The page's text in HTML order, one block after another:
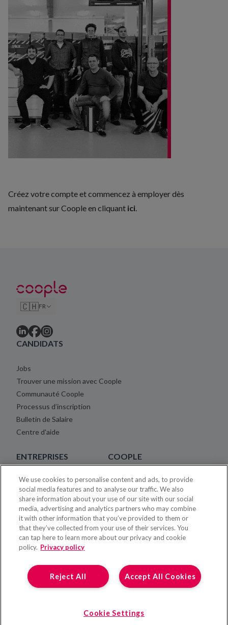
Créez votre compte et commencez à employer dès
maintenant sur Coople en cliquant ici.
🇨🇭FR
CANDIDATS
Jobs
Trouver une mission avec Coople
Communauté Coople
Processus d’inscription
Bulletin de Salaire
Centre d'aide
ENTREPRISES
Placement Temporaire Tarifs
Centre d'aide
COOPLE
À propos
Blog
Carrière
Juridique
Mentions légales
We use cookies to personalise content and ads, to provide
social media features and to analyse our traffic. We also
share information about your use of our site with our social
media, advertising and analytics partners who may combine
it with other information that you’ve provided to them or
that they’ve collected from your use of their services. You
can tap here to learn more about our privacy and cookie
policy. Privacy policy
Accept All Cookies
Reject All
Cookie Settings